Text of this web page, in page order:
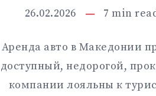
26.02.2026 7 min
Аренда авто в Македонии
доступный, недорогой,
компании лояльны к